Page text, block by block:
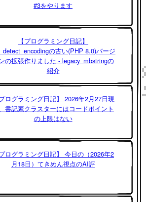
#3をやります
【プログラミング日記】
の古い(PHP 8.0)バージ
の拡張作りました - legacy_mbstringの
紹介
ログラミング日記】 2026年2月27日現
書記素クラスターにはコードポイント
の上限はない
ログラミング日記】 今日の（2026年2
月18日）てきめん視点のAI評